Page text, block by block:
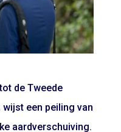
de Tweede
een peiling van
aardverschuiving.